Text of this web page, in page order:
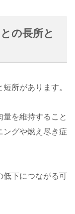
の長所と
所があります。
を維持すること
ングや燃え尽き症
低下につながる可